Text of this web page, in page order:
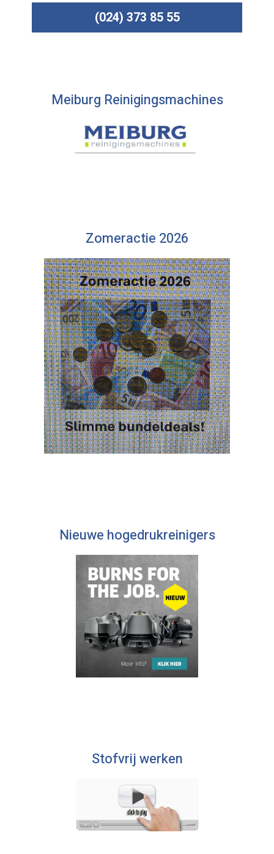
(024) 373 85 55
Meiburg Reinigingsmachines
Zomeractie 2026
Nieuwe hogedrukreinigers
Stofvrij werken